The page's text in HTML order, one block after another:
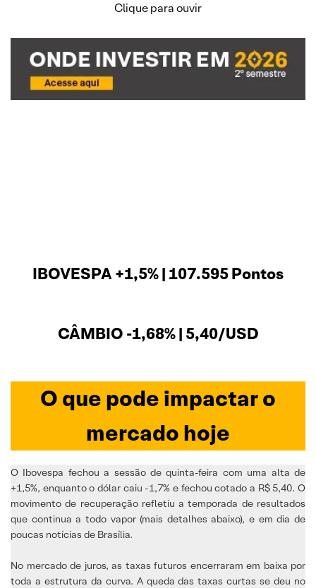
Clique para ouvir
IBOVESPA +1,5% | 107.595 Pontos
CÂMBIO -1,68% | 5,40/USD
O que pode impactar o
mercado hoje
O Ibovespa fechou a sessão de quinta-feira com uma alta de
+1,5%, enquanto o dólar caiu -1,7% e fechou cotado a R$ 5,40. O
movimento de recuperação refletiu a temporada de resultados
que continua a todo vapor (mais detalhes abaixo), e em dia de
poucas notícias de Brasília.
No mercado de juros, as taxas futuros encerraram em baixa por
toda a estrutura da curva. A queda das taxas curtas se deu no